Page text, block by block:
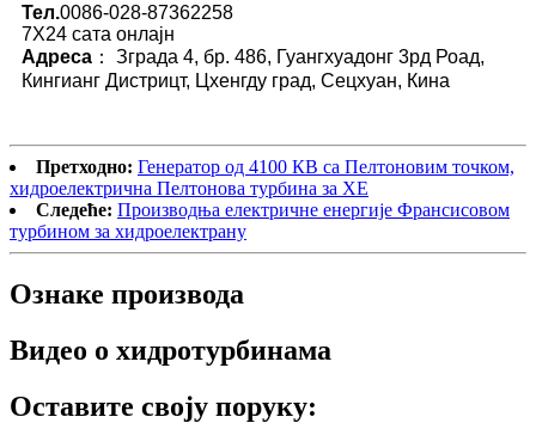
Тел.0086-028-87362258
7X24 сата онлајн
Адреса ： Зграда 4, бр. 486, Гуангхуадонг 3рд Роад,
Кингианг Дистрицт, Цхенгду град, Сецхуан, Кина
Претходно: Генератор од 4100 КВ са Пелтоновим точком,
хидроелектрична Пелтонова турбина за ХЕ
Следеће: Производња електричне енергије Франсисовом
турбином за хидроелектрану
Ознаке производа
Видео о хидротурбинама
Оставите своју поруку: